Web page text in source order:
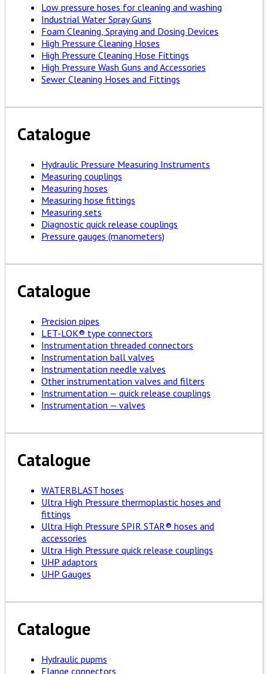
Low pressure hoses for cleaning and washing
Industrial Water Spray Guns
Foam Cleaning, Spraying and Dosing Devices
High Pressure Cleaning Hoses
High Pressure Cleaning Hose Fittings
High Pressure Wash Guns and Accessories
Sewer Cleaning Hoses and Fittings
Catalogue
Hydraulic Pressure Measuring Instruments
Measuring couplings
Measuring hoses
Measuring hose fittings
Measuring sets
Diagnostic quick release couplings
Pressure gauges (manometers)
Catalogue
Precision pipes
LET-LOK® type connectors
Instrumentation threaded connectors
Instrumentation ball valves
Instrumentation needle valves
Other instrumentation valves and filters
Instrumentation — quick release couplings
Instrumentation — valves
Catalogue
WATERBLAST hoses
Ultra High Pressure thermoplastic hoses and
fittings
Ultra High Pressure SPIR STAR® hoses and
accessories
Ultra High Pressure quick release couplings
UHP adaptors
UHP Gauges
Catalogue
Hydraulic pupms
Flange connectors